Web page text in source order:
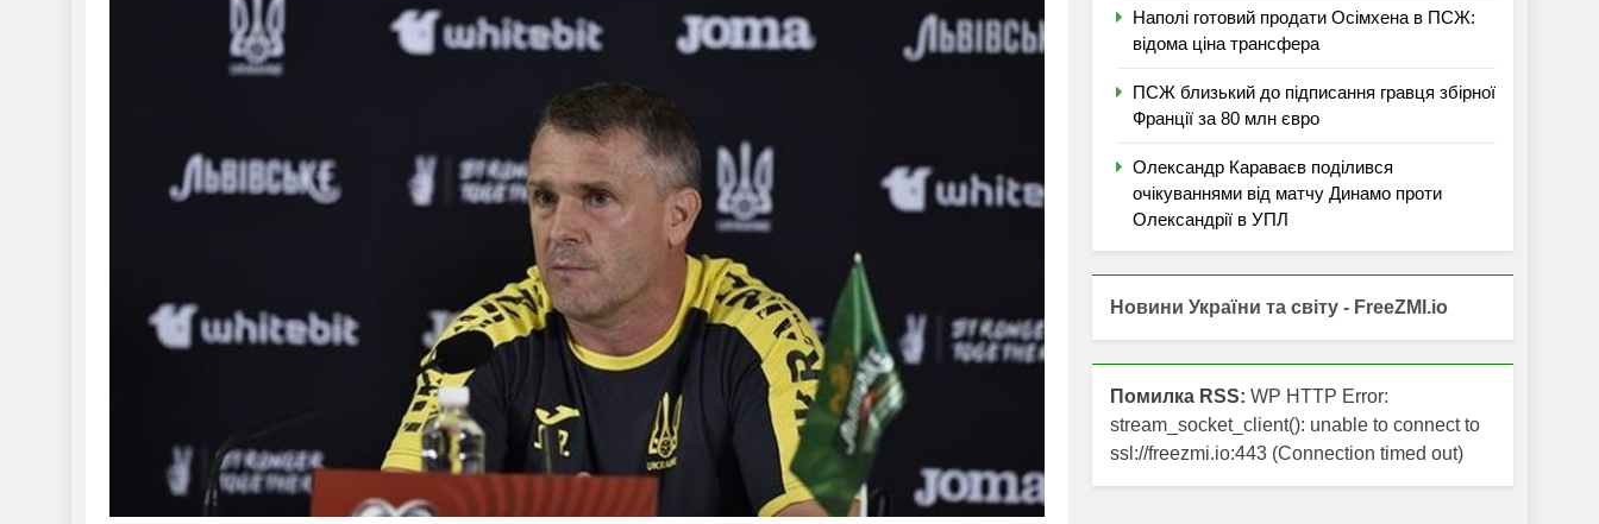
Наполі готовий продати Осімхена в ПСЖ:
відома ціна трансфера
ПСЖ близький до підписання гравця збірної
Франції за 80 млн євро
Олександр Караваєв поділився
очікуваннями від матчу Динамо проти
Олександрії в УПЛ
Новини України та світу - FreeZMI.io
Помилка RSS: WP HTTP Error:
stream_socket_client(): unable to connect to
ssl://freezmi.io:443 (Connection timed out)